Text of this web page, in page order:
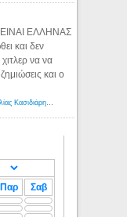
ΕΙΝΑΙ ΕΛΛΗΝΑΣ
και δεν
να να
και ο
Αμερικανοί ρατσιστές αναρωτιούνται αν ο Ηλίας Κασιδιάρης ανήκει στη λευκή φυλή... - Λόγιος Ερμής
Παρ Σαβ